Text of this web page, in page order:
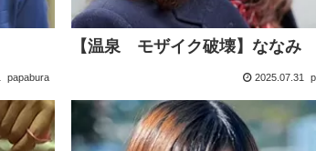
papabura
【温泉 モザイク破壊】ななみ
2025.07.31